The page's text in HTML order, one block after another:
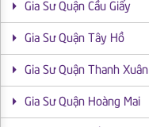
Gia Sư Quận Cầu Giấy
Gia Sư Quận Tây Hồ
Gia Sư Quận Thanh Xuân
Gia Sư Quận Hoàng Mai